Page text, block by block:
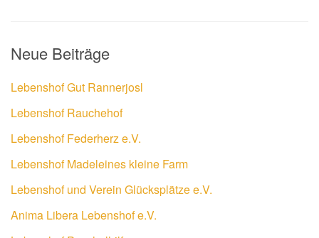
Neue Beiträge
Lebenshof Gut Rannerjosl
Lebenshof Rauchehof
Lebenshof Federherz e.V.
Lebenshof Madeleines kleine Farm
Lebenshof und Verein Glücksplätze e.V.
Anima Libera Lebenshof e.V.